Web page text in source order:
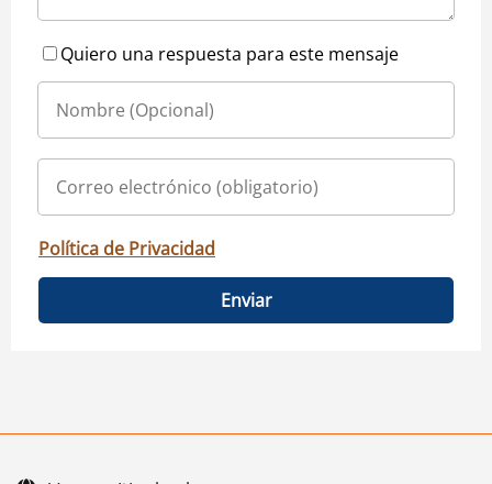
Quiero una respuesta para este mensaje
Política de Privacidad
Enviar